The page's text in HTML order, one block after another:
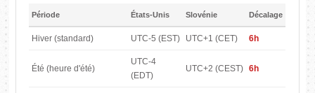
Période États-Unis Slovénie Décalage
Hiver (standard) UTC-5 (EST) UTC+1 (CET) 6h
Été (heure d'été)
UTC-4
(EDT)
UTC+2 (CEST) 6h